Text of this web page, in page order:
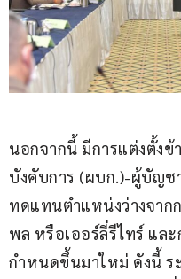
นอกจากนี้ มีการแต่งตั้งข้
บังคับการ (ผบก.)-ผู้บัญช
ทดแทนตำแหน่งว่างจาก
พล หรือเออร์ลี่รีไทร์ แล
กำหนดขึ้นมาใหม่ ดังนี้ ร